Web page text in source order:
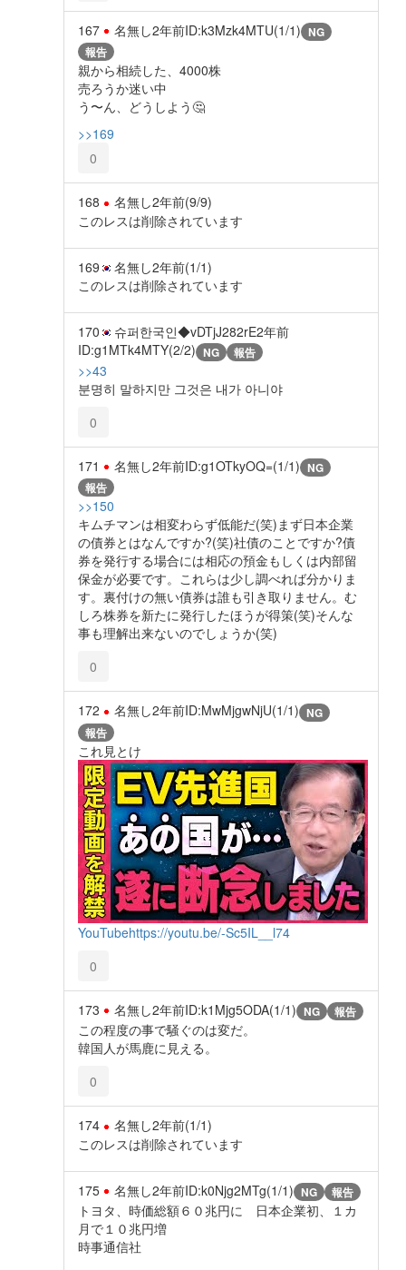
167 名無し2年前ID:k3Mzk4MTU(1/1) NG
報告
親から相続した、4000株
売ろうか迷い中
う〜ん、どうしよう🤔
>>169
0
168 名無し2年前(9/9)
このレスは削除されています
169 名無し2年前(1/1)
このレスは削除されています
170 슈퍼한국인◆vDTjJ282rE2年前
ID:g1MTk4MTY(2/2) NG 報告
>>43
분명히 말하지만 그것은 내가 아니야
0
171 名無し2年前ID:g1OTkyOQ=(1/1) NG
報告
>>150
キムチマンは相変わらず低能だ(笑)まず日本企業
の債券とはなんですか?(笑)社債のことですか?債
券を発行する場合には相応の預金もしくは内部留
保金が必要です。これらは少し調べれば分かりま
す。裏付けの無い債券は誰も引き取りません。む
しろ株券を新たに発行したほうが得策(笑)そんな
事も理解出来ないのでしょうか(笑)
0
172 名無し2年前ID:MwMjgwNjU(1/1) NG
報告
これ見とけ
YouTubehttps://youtu.be/-Sc5IL__l74
0
173 名無し2年前ID:k1Mjg5ODA(1/1) NG 報告
この程度の事で騒ぐのは変だ。
韓国人が馬鹿に見える。
0
174 名無し2年前(1/1)
このレスは削除されています
175 名無し2年前ID:k0Njg2MTg(1/1) NG 報告
トヨタ、時価総額６０兆円に 日本企業初、１カ
月で１０兆円増
時事通信社